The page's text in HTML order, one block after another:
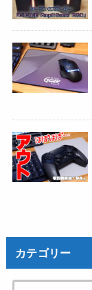
カテゴリー